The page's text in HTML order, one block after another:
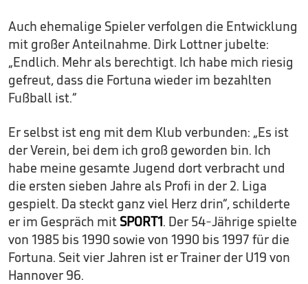
Auch ehemalige Spieler verfolgen die Entwicklung
mit großer Anteilnahme. Dirk Lottner jubelte:
„Endlich. Mehr als berechtigt. Ich habe mich riesig
gefreut, dass die Fortuna wieder im bezahlten
Fußball ist.“
Er selbst ist eng mit dem Klub verbunden: „Es ist
der Verein, bei dem ich groß geworden bin. Ich
habe meine gesamte Jugend dort verbracht und
die ersten sieben Jahre als Profi in der 2. Liga
gespielt. Da steckt ganz viel Herz drin“, schilderte
er im Gespräch mit SPORT1. Der 54-Jährige spielte
von 1985 bis 1990 sowie von 1990 bis 1997 für die
Fortuna. Seit vier Jahren ist er Trainer der U19 von
Hannover 96.